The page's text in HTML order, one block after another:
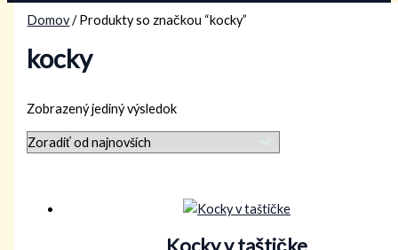
Domov/ Produkty so značkou “kocky”
kocky
Zobrazený jediný výsledok